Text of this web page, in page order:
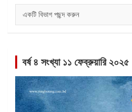
সমূহ
বর্ষ ৪ সংখ্যা ১১ ফেব্রুয়ারি ২০২৫